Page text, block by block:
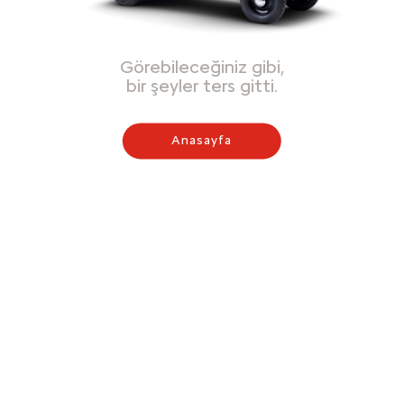
Görebileceğiniz gibi,
bir şeyler ters gitti.
Anasayfa